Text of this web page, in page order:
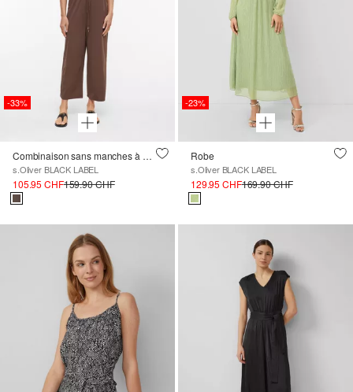
-33%
Combinaison sans manches à col à volants
s.Oliver BLACK LABEL
105.95 CHF159.90 CHF
-23%
Robe
s.Oliver BLACK LABEL
129.95 CHF169.90 CHF